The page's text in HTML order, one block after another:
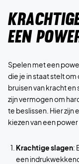
een
Spelen met een
die je in staat stelt
bruisen van kracht
zijn vermogen om
te beslissen. Hier zijn
kiezen van een
Krachtige slagen:
een